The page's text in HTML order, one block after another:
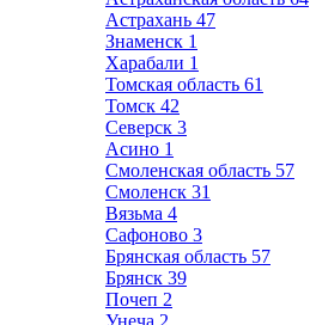
Астрахань 47
Знаменск 1
Харабали 1
Томская область 61
Томск 42
Северск 3
Асино 1
Смоленская область 57
Смоленск 31
Вязьма 4
Сафоново 3
Брянская область 57
Брянск 39
Почеп 2
Унеча 2